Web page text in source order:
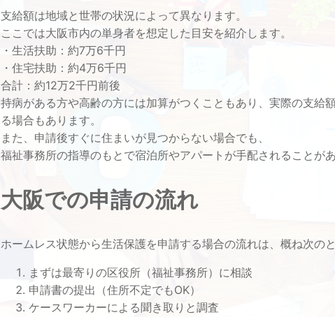
支給額は地域と世帯の状況によって異なります。
ここでは大阪市内の単身者を想定した目安を紹介します。
・生活扶助：約7万6千円
・住宅扶助：約4万6千円
合計：約12万2千円前後
持病がある方や高齢の方には加算がつくこともあり、実際の支給
る場合もあります。
また、申請後すぐに住まいが見つからない場合でも、
福祉事務所の指導のもとで宿泊所やアパートが手配されることがあ
大阪での申請の流れ
ホームレス状態から生活保護を申請する場合の流れは、概ね次のと
まずは最寄りの区役所（福祉事務所）に相談
申請書の提出（住所不定でもOK）
ケースワーカーによる聞き取りと調査